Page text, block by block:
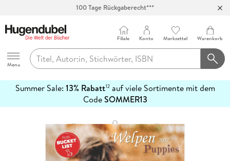
Hugendubel
Menu
Filiale Konto Merkzettel Warenkorb
Summer Sale: 13% Rabatt12auf viele Sortimente mit dem
CodeSOMMER13
erfahren